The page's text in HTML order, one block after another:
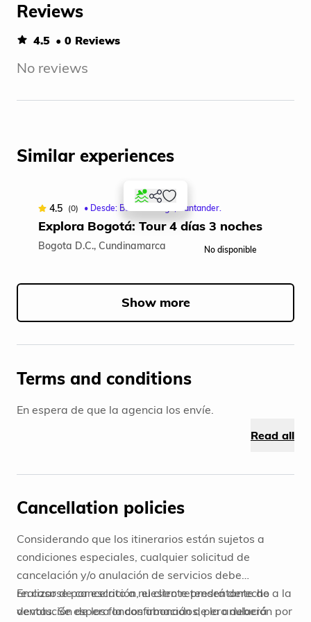
Reviews
4.5 • 0 Reviews
No reviews
Similar experiences
4.5 (0) • Desde: Bucaramanga, Santander.
Explora Bogotá: Tour 4 días 3 noches
Bogota D.C., Cundinamarca No disponible
1
5
Show more
Terms and conditions
En espera de que la agencia los envíe.
Read all
Cancellation policies
Considerando que los itinerarios están sujetos a
condiciones especiales, cualquier solicitud de
cancelación y/o anulación de servicios debe
realizarse por escrito a nuestro representante de
ventas. Se espera la confirmación de la anulación por
En caso de cancelación, el cliente tendrá derecho a la
devolución de los fondos abonados, pero deberá